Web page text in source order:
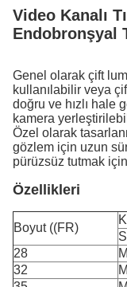
Video Kanalı
Endobronşyal
Genel olarak çift
kullanılabilir veya
doğru ve hızlı hale
kamera
Özel olarak
gözlem için uzun
pürüzsüz tutmak
Özellikleri
Boyut ((FR)
28
32